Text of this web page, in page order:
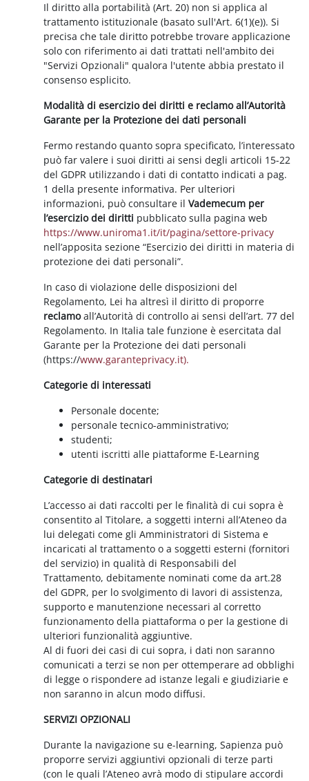
Il diritto alla portabilità (Art. 20) non si applica al
trattamento istituzionale (basato sull'Art. 6(1)(e)). Si
precisa che tale diritto potrebbe trovare applicazione
solo con riferimento ai dati trattati nell'ambito dei
"Servizi Opzionali" qualora l'utente abbia prestato il
consenso esplicito.
Modalità di esercizio dei diritti e reclamo all’Autorità
Garante per la Protezione dei dati personali
Fermo restando quanto sopra specificato, l’interessato
può far valere i suoi diritti ai sensi degli articoli 15-22
del GDPR utilizzando i dati di contatto indicati a pag.
1 della presente informativa. Per ulteriori
informazioni, può consultare ilVademecum per
l’esercizio dei diritti pubblicato sulla pagina web
https://www.uniroma1.it/it/pagina/settore-privacy
nell’apposita sezione “Esercizio dei diritti in materia di
protezione dei dati personali”.
In caso di violazione delle disposizioni del
Regolamento, Lei ha altresì il diritto di proporre
reclamoall’Autorità di controllo ai sensi dell’art. 77 del
Regolamento. In Italia tale funzione è esercitata dal
Garante per la Protezione dei dati personali
(https://www.garanteprivacy.it).
Categorie di interessati
Personale docente;
personale tecnico-amministrativo;
studenti;
utenti iscritti alle piattaforme E-Learning
Categorie di destinatari
L’accesso ai dati raccolti per le finalità di cui sopra è
consentito al Titolare, a soggetti interni all’Ateneo da
lui delegati come gli Amministratori di Sistema e
incaricati al trattamento o a soggetti esterni (fornitori
del servizio) in qualità di Responsabili del
Trattamento, debitamente nominati come da art.28
del GDPR, per lo svolgimento di lavori di assistenza,
supporto e manutenzione necessari al corretto
funzionamento della piattaforma o per la gestione di
ulteriori funzionalità aggiuntive.
Al di fuori dei casi di cui sopra, i dati non saranno
comunicati a terzi se non per ottemperare ad obblighi
di legge o rispondere ad istanze legali e giudiziarie e
non saranno in alcun modo diffusi.
SERVIZI OPZIONALI
Durante la navigazione su e-learning, Sapienza può
proporre servizi aggiuntivi opzionali di terze parti
(con le quali l’Ateneo avrà modo di stipulare accordi